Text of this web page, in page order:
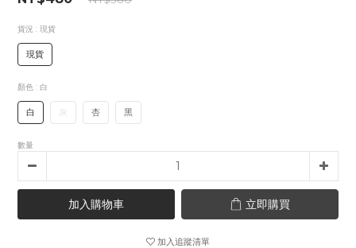
貨況 : 現貨
現貨
顏色 : 白
白 灰 杏 黑
數量
加入購物車 立即購買
加入追蹤清單